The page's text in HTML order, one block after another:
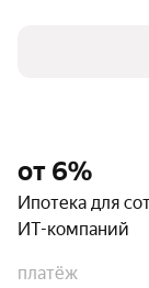
от 6%
Ипотека для
ИТ-компаний
платёж